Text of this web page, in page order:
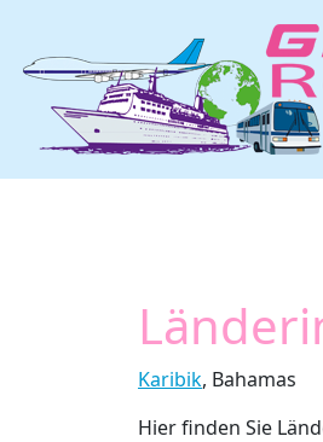
Karibik, Bahamas
Hier finden Sie